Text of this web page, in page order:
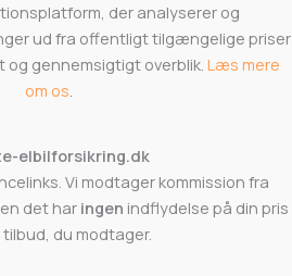
der analyserer og
ud fra offentligt tilgængelige priser
og gennemsigtigt overblik. Læs mere
om os.
elbilforsikring.dk
Vi modtager kommission fra
det har ingen indflydelse på din pris
tilbud, du modtager.